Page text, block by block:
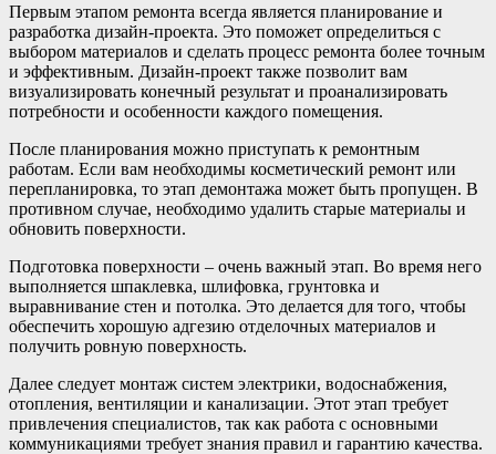
Первым этапом ремонта всегда является планирование и
разработка дизайн-проекта. Это поможет определиться с
выбором материалов и сделать процесс ремонта более точным
и эффективным. Дизайн-проект также позволит вам
визуализировать конечный результат и проанализировать
потребности и особенности каждого помещения.
После планирования можно приступать к ремонтным
работам. Если вам необходимы косметический ремонт или
перепланировка, то этап демонтажа может быть пропущен. В
противном случае, необходимо удалить старые материалы и
обновить поверхности.
Подготовка поверхности – очень важный этап. Во время него
выполняется шпаклевка, шлифовка, грунтовка и
выравнивание стен и потолка. Это делается для того, чтобы
обеспечить хорошую адгезию отделочных материалов и
получить ровную поверхность.
Далее следует монтаж систем электрики, водоснабжения,
отопления, вентиляции и канализации. Этот этап требует
привлечения специалистов, так как работа с основными
коммуникациями требует знания правил и гарантию качества.